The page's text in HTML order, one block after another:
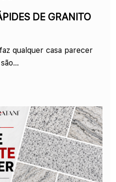
DE GRANITO
qualquer casa parecer